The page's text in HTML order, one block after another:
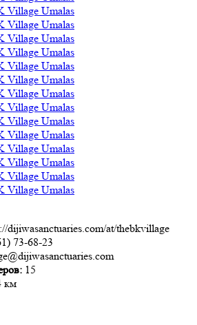
dijiwasanctuaries.com/at/thebkvillage
73-68-23
15
км